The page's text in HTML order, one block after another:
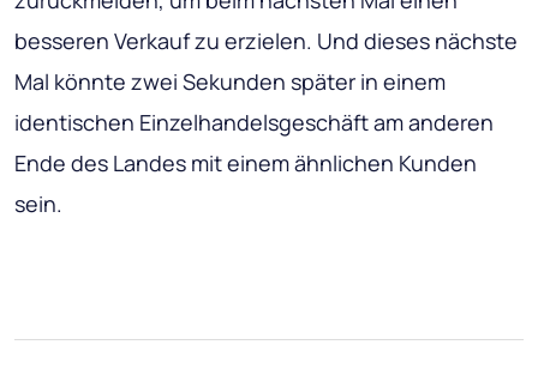
besseren Verkauf zu erzielen. Und dieses nächste
Mal könnte zwei Sekunden später in einem
identischen Einzelhandelsgeschäft am anderen
Ende des Landes mit einem ähnlichen Kunden
sein.